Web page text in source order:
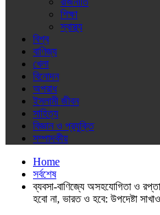
শিক্ষা
স্বাস্থ্য
বিশ্ব
বাণিজ্য
খেলা
বিনোদন
অপরাধ
ইসলামী জীবন
সাহিত্য
বিজ্ঞান ও প্রযুক্তি
সম্পাদকীয়
Home
সর্বশেষ
ব্যবসা-বাণিজ্যে অসহযোগিতা ও
হবো না, ভারত ও হবে: উপদেষ্টা